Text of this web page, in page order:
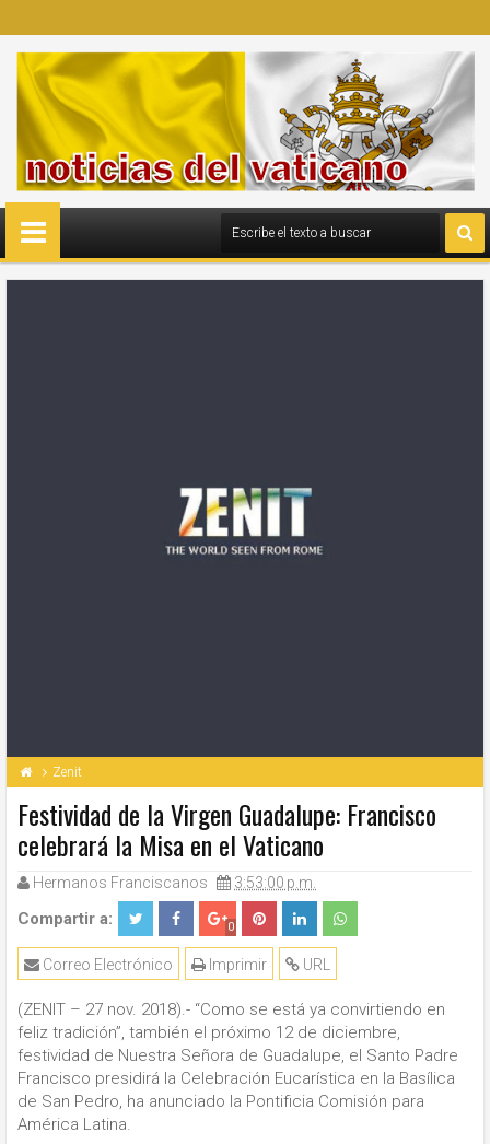
Zenit
Festividad de la Virgen Guadalupe: Francisco
celebrará la Misa en el Vaticano
Hermanos Franciscanos 3:53:00 p.m.
Compartir a: 0
URL
Imprimir
Correo Electrónico
(ZENIT – 27 nov. 2018).- “Como se está ya convirtiendo en
feliz tradición”, también el próximo 12 de diciembre,
festividad de Nuestra Señora de Guadalupe, el Santo Padre
Francisco presidirá la Celebración Eucarística en la Basílica
de San Pedro, ha anunciado la Pontificia Comisión para
América Latina.